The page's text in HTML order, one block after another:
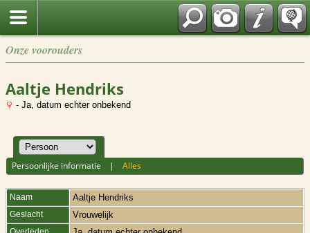
Onze voorouders
Aaltje Hendriks
- Ja, datum echter onbekend
Persoonlijke informatie |Alles
Naam Aaltje Hendriks
Geslacht Vrouwelijk